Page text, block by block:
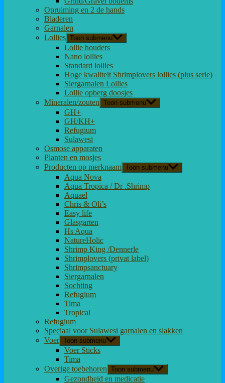
Opruiming en 2 de hands
Bladeren
Garnalen
Lollies Toon submenu
Lollie houders
Nano lollies
Standard lollies
Hoge kwaliteit Shrimplovers lollies (plus serie)
Siergarnalen Lollies
Lollie opberg doosjes
Mineralen/zouten Toon submenu
GH+
GH/KH+
Refugium
Sulawesi
Osmose apparaten
Planten en mosjes
Producten op merknaam Toon submenu
Aqua Nova
Aqua Tropica / Dr .Shrimp
Aquael
Chris & Oli’s
Easy life
Glasgarten
Hs Aqua
NatureHolic
Shrimp King /Dennerle
Shrimplovers (privat label)
Shrimpsanctuary
Siergarnalen
Sochting
Refugium
Tima
Tropical
Refugium
Speciaal voor Sulawesi garnalen en slakken
Voer Toon submenu
Voer Sticks
Tima
Overige toebehoren Toon submenu
Gezondheid en medicatie